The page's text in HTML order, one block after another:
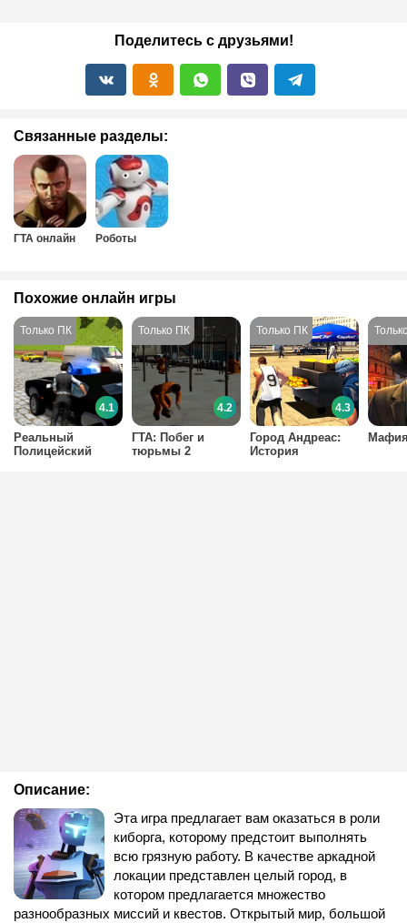
Поделитесь с друзьями!
Связанные разделы:
ГТА онлайн Роботы
Описание:
Эта игра предлагает вам оказаться в роли
киборга, которому предстоит выполнять
всю грязную работу. В качестве аркадной
локации представлен целый город, в
котором предлагается множество
разнообразных миссий и квестов. Открытый мир, большой
Похожие онлайн игры
Реальный
Полицейский
4.1
ГТА: Побег и
тюрьмы 2
4.2
Город Андреас:
История
4.3